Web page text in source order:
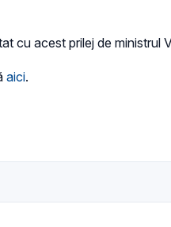
cu acest prilej de ministrul
aici.